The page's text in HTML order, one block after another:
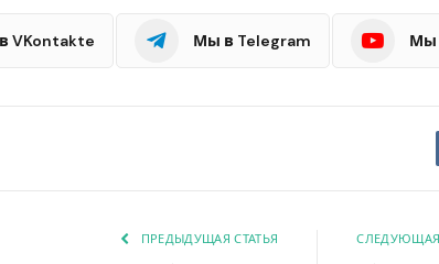
VKontakte Мы в Telegram Мы
ПРЕДЫДУЩАЯ СТАТЬЯ СЛЕДУЮЩАЯ